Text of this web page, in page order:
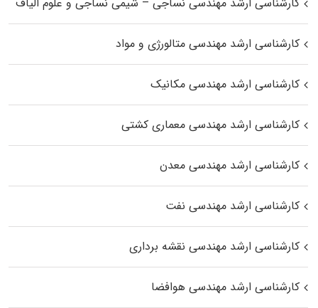
کارشناسی ارشد مهندسی متالورژی و مواد
کارشناسی ارشد مهندسی مکانیک
کارشناسی ارشد مهندسی معماری کشتی
کارشناسی ارشد مهندسی معدن
کارشناسی ارشد مهندسی نفت
کارشناسی ارشد مهندسی نقشه برداری
کارشناسی ارشد مهندسی هوافضا